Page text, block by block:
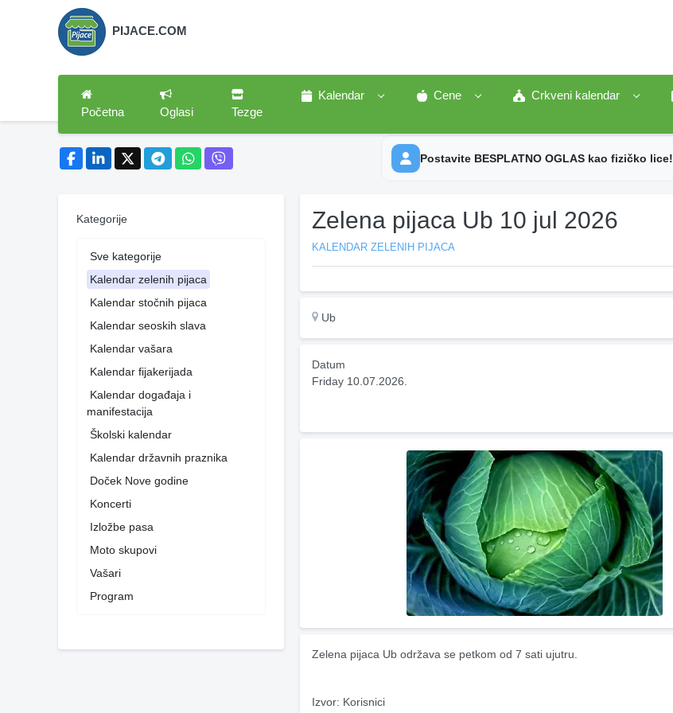
PIJACE.COM
Početna Oglasi Tezge
Kalendar Cene Crkveni kalendar
Postavite BESPLATNO OGLAS kao fizičko lice!
Kategorije
Sve kategorije
Kalendar zelenih pijaca
Kalendar stočnih pijaca
Kalendar seoskih slava
Kalendar vašara
Kalendar fijakerijada
Kalendar događaja i
manifestacija
Školski kalendar
Kalendar državnih praznika
Doček Nove godine
Koncerti
Izložbe pasa
Moto skupovi
Vašari
Program
Zelena pijaca Ub 10 jul 2026
KALENDAR ZELENIH PIJACA
Ub
Datum
Friday 10.07.2026.
Zelena pijaca Ub održava se petkom od 7 sati ujutru.
Izvor: Korisnici